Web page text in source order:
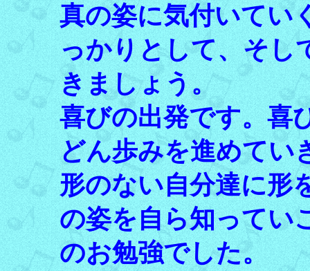
真の姿に気付いてい
っかりとして、そし
きましょう。
喜びの出発です。喜
どん歩みを進めてい
形のない自分達に形
の姿を自ら知ってい
のお勉強でした。